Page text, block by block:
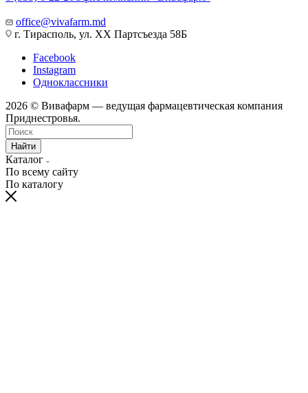
office@vivafarm.md
г. Тирасполь, ул. ХХ Партсъезда 58Б
Facebook
Instagram
Одноклассники
2026 © Вивафарм — ведущая фармацевтическая компания
Приднестровья.
Найти
Каталог
По всему сайту
По каталогу